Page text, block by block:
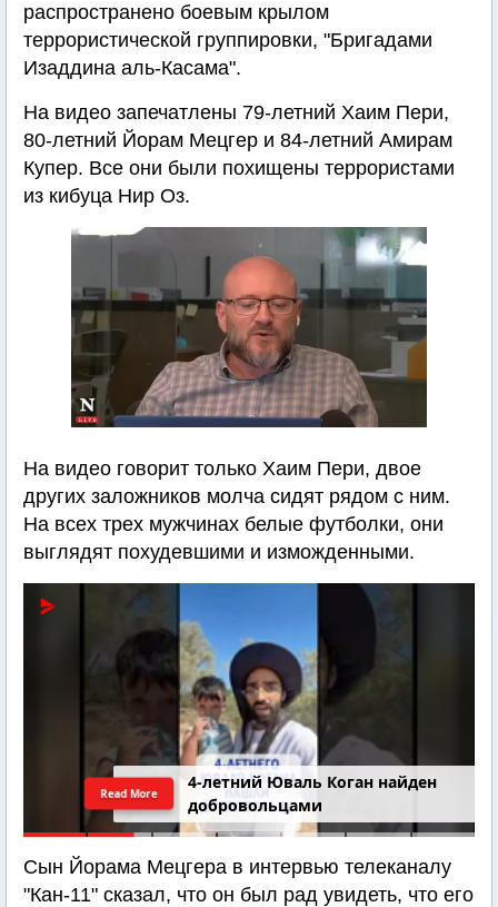
распространено боевым крылом
террористической группировки, "Бригадами
Изаддина аль-Касама".
На видео запечатлены 79-летний Хаим Пери,
80-летний Йорам Мецгер и 84-летний Амирам
Купер. Все они были похищены террористами
из кибуца Нир Оз.
На видео говорит только Хаим Пери, двое
других заложников молча сидят рядом с ним.
На всех трех мужчинах белые футболки, они
выглядят похудевшими и изможденными.
4-летний Юваль Коган найден
добровольцами
Read More
Сын Йорама Мецгера в интервью телеканалу
"Кан-11" сказал, что он был рад увидеть, что его